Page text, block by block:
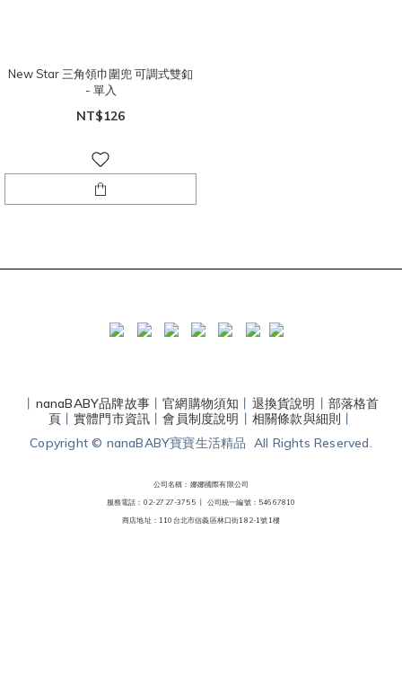
New Star 三角領巾圍兜 可調式雙釦
- 單入
NT$126
丨 nanaBABY品牌故事丨官網購物須知 丨 退換貨說明 丨 部落格首
頁丨 實體門市資訊 丨會員制度說明 丨 相關條款與細則 丨
Copyright © nanaBABY寶寶生活精品 All Rights Reserved.
公司名稱：娜娜國際有限公司
服務電話：02-2727-3755 丨 公司統一編號：54667810
商店地址：110台北市信義區林口街182-1號1樓